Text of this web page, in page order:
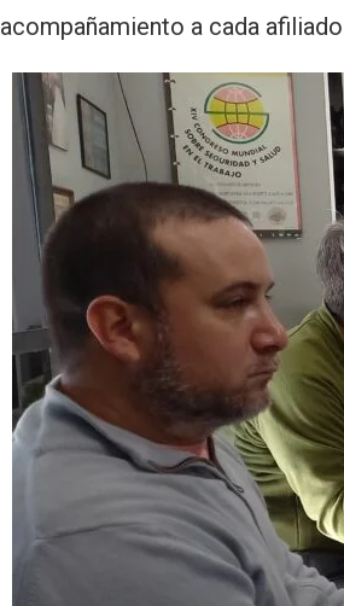
acompañamiento a cada